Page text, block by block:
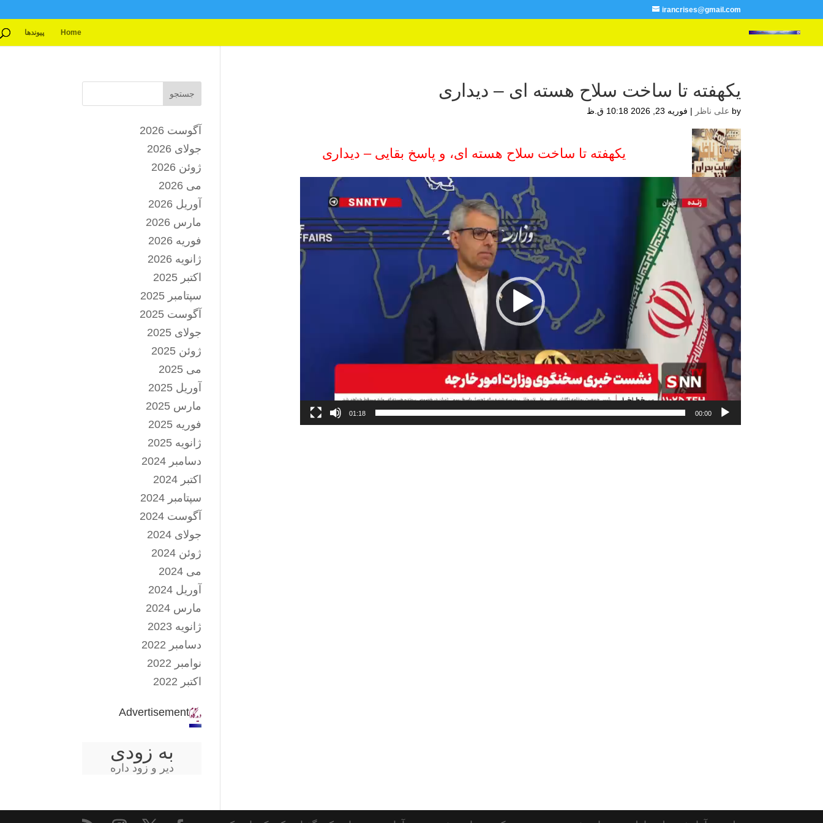
irancrises@gmail.com
Home پیوندها
یکهفته تا ساخت سلاح هسته ای – دیداری
by علی ناظر | فوریه 23, 2026 10:18 ق.ظ
یکهفته تا ساخت سلاح هسته ای، و پاسخ بقایی – دیداری
نمایشگر
ویدیو
00:00
01:18
جستجو
آگوست 2026
جولای 2026
ژوئن 2026
می 2026
آوریل 2026
مارس 2026
فوریه 2026
ژانویه 2026
اکتبر 2025
سپتامبر 2025
آگوست 2025
جولای 2025
ژوئن 2025
می 2025
آوریل 2025
مارس 2025
فوریه 2025
ژانویه 2025
دسامبر 2024
اکتبر 2024
سپتامبر 2024
آگوست 2024
جولای 2024
ژوئن 2024
می 2024
آوریل 2024
مارس 2024
ژانویه 2023
دسامبر 2022
نوامبر 2022
اکتبر 2022
Advertisement
به زودی
دیر و زود داره